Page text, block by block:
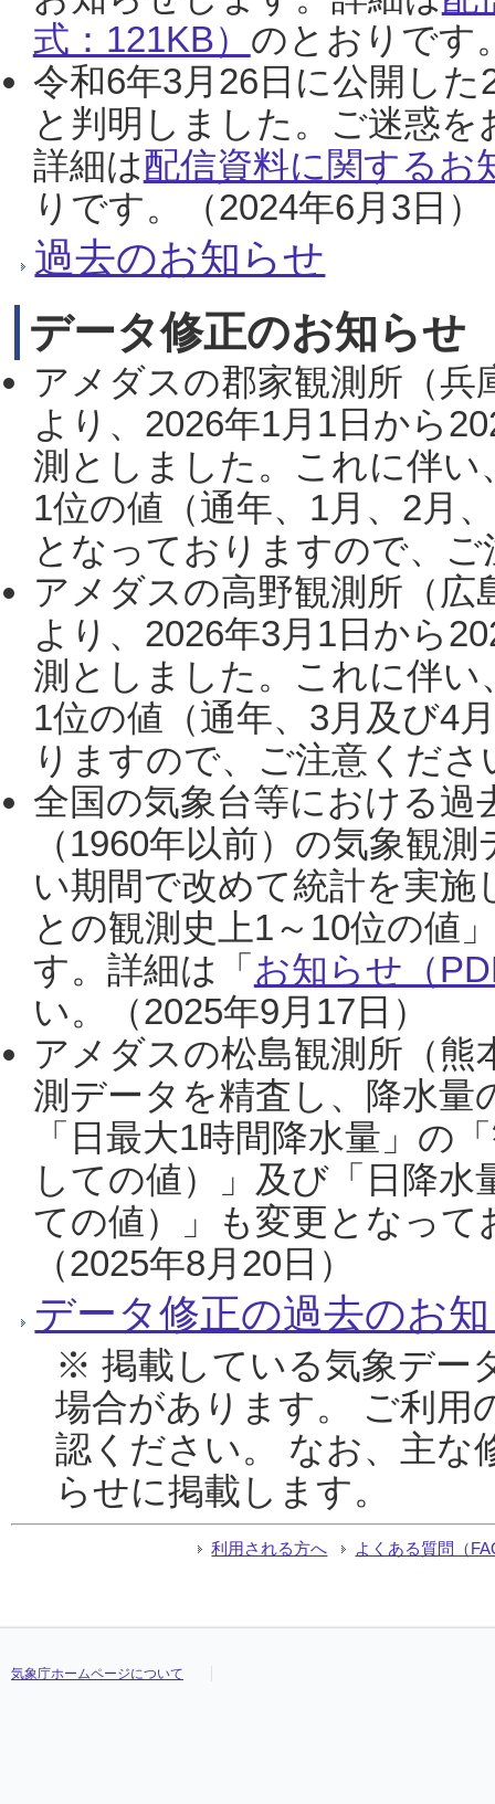
式：121KB） のとおりです
令和6年3月26日に公開し
と判明しました。ご迷惑
詳細は配信資料に関するお
りです。（2024年6月3日）
過去のお知らせ
データ修正のお知らせ
アメダスの郡家観測所（
より、2026年1月1日から
測としました。これに伴い
1位の値（通年、1月、2月
となっておりますので、
アメダスの高野観測所（
より、2026年3月1日から
測としました。これに伴い
1位の値（通年、3月及び4
りますので、ご注意くだ
全国の気象台等における過
（1960年以前）の気象観
い期間で改めて統計を実
との観測史上1～10位の値
す。詳細は「 お知らせ（
い。（2025年9月17日）
アメダスの松島観測所（熊
測データを精査し、降水
「日最大1時間降水量」の
しての値）」及び「日降
ての値）」も変更となっ
（2025年8月20日）
データ修正の過去のお
※ 掲載している気象デー
場合があります。 ご利用
認ください。 なお、主な
らせに掲載します。
利用される方へ よくある質問（
気象庁ホームページについて